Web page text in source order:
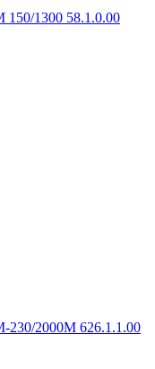
1300 58.1.0.00
2000М 626.1.1.00